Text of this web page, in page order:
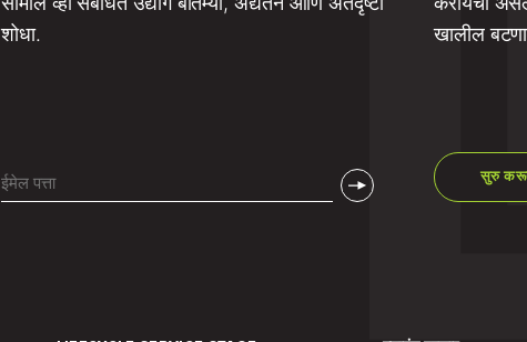
शोधा.
(आवश्यक)
खालील
सुरु